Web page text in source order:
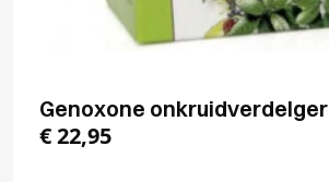
Genoxone onkruidverdelger
€22,95